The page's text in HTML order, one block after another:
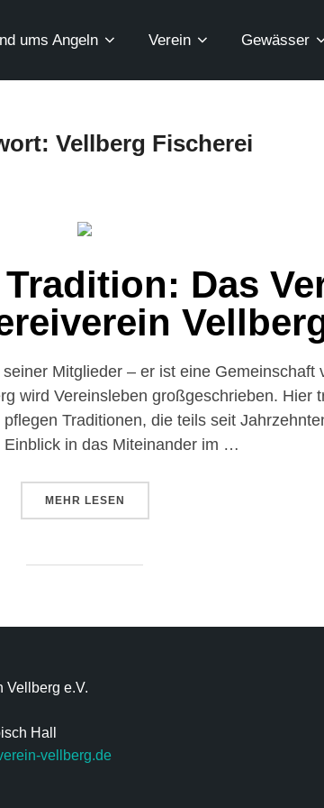
ums Angeln Verein Gewässer
Vellberg Fischerei
Das
Mitglieder – er ist eine Gemeinschaft
wird Vereinsleben großgeschrieben. Hier
Traditionen, die teils seit
Einblick in das Miteinander im …
MEHR LESEN
Vellberg e.V.
Hall
vellberg.de